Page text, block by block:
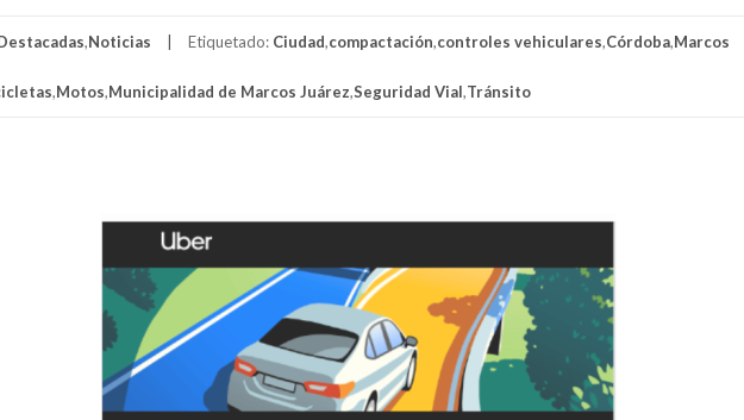
,Noticias Etiquetado: Ciudad,compactación,controles vehiculares,Córdoba,Marcos
,Motos,Municipalidad de Marcos Juárez,Seguridad Vial,Tránsito